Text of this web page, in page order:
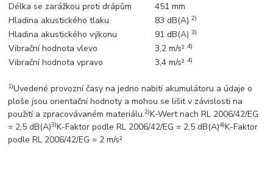
Délka se zarážkou proti drápům
451 mm
Hladina akustického tlaku
83 dB(A)2)
Hladina akustického výkonu 91 dB(A)3)
Vibrační hodnota vlevo 3,2 m/s²4)
Vibrační hodnota vpravo 3,4 m/s²4)
1)Uvedené provozní časy na jedno nabití akumulátoru a údaje o
ploše jsou orientační hodnoty a mohou se lišit v závislosti na
použití a zpracovávaném materiálu.2)K-Wert nach RL 2006/42/EG
= 2,5 dB(A)3)K-Faktor podle RL 2006/42/EG = 2,5 dB(A)4)K-Faktor
podle RL 2006/42/EG = 2 m/s²